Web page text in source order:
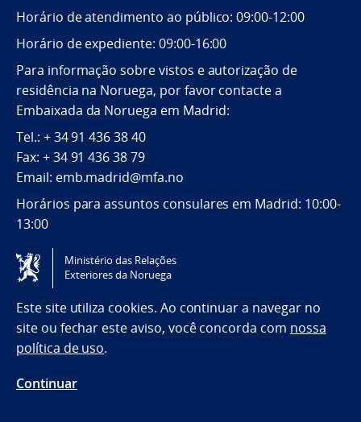
Horário de atendimento ao público: 09:00-12:00
Horário de expediente: 09:00-16:00
Para informação sobre vistos e autorização de
residência na Noruega, por favor contacte a
Embaixada da Noruega em Madrid:
Tel.: + 34 91 436 38 40
Fax: + 34 91 436 38 79
Email: emb.madrid@mfa.no
Horários para assuntos consulares em Madrid: 10:00-
13:00
Tilgjengelighetserklæring / Accessibility statement
(NO)
Ministério das Relações
Exteriores da Noruega
Este site utiliza cookies. Ao continuar a navegar no
site ou fechar este aviso, você concorda com nossa
política de uso.
Continuar